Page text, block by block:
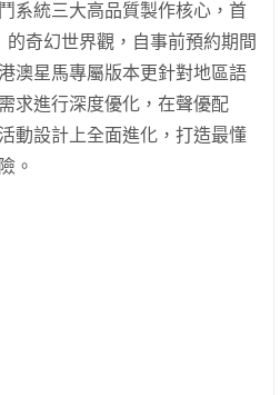
系統三大高品質製作核心，首
奇幻世界觀，自事前預約期間
澳星馬專屬版本更針對地區語
求進行深度優化，在聲優配
動設計上全面進化，打造最懂
。